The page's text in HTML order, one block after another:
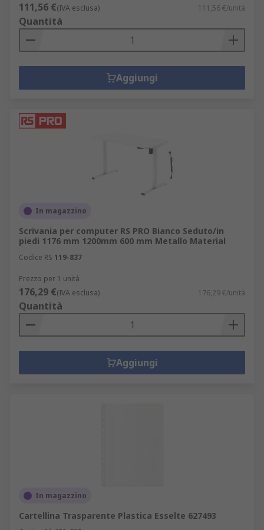
111,56 €(IVA esclusa) 111,56 €/unità
Quantità
Aggiungi
In magazzino
Scrivania per computer RS PRO Bianco Seduto/in
piedi 1176 mm 1200mm 600 mm Metallo Material
Codice RS 119-837
Prezzo per 1 unità
176,29 €(IVA esclusa) 176,29 €/unità
Quantità
Aggiungi
In magazzino
Cartellina Trasparente Plastica Esselte 627493